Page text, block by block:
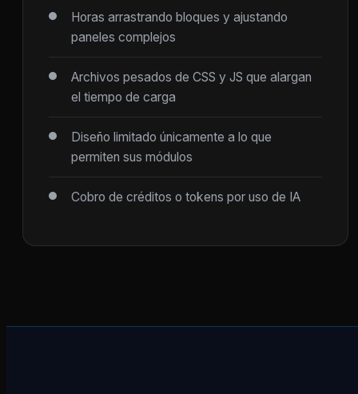
Horas arrastrando bloques y ajustando
paneles complejos
Archivos pesados de CSS y JS que alargan
el tiempo de carga
Diseño limitado únicamente a lo que
permiten sus módulos
Cobro de créditos o tokens por uso de IA